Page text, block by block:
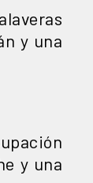
y una
y una